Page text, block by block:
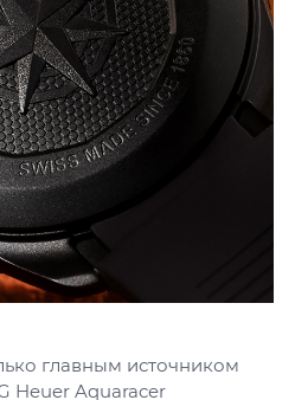
главным источником
Heuer Aquaracer